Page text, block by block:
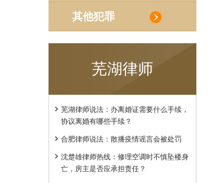
其他犯罪
芜湖律师
芜湖律师说法：办离婚证需要什么手续，
协议离婚有哪些手续？
合肥律师说法：散播疫情谣言会被处罚
沈楚雄律师热线：修理空调时不慎坠楼身
亡，房主是否应承担责任？